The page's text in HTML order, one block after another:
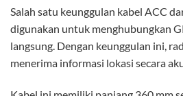
Salah satu keunggulan kabel ACC
digunakan untuk menghubungkan
langsung. Dengan keunggulan ini,
menerima informasi lokasi secara